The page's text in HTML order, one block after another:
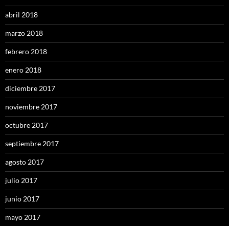
abril 2018
marzo 2018
febrero 2018
enero 2018
diciembre 2017
noviembre 2017
octubre 2017
septiembre 2017
agosto 2017
julio 2017
junio 2017
mayo 2017